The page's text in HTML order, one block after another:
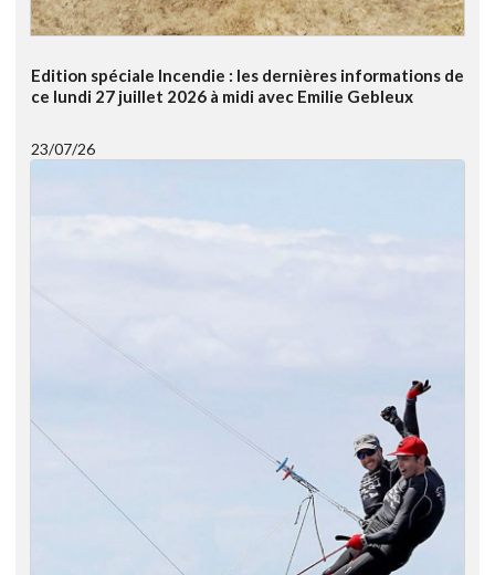
Edition spéciale Incendie : les dernières informations de
ce lundi 27 juillet 2026 à midi avec Emilie Gebleux
23/07/26